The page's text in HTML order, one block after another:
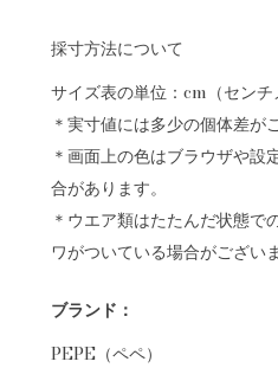
採寸方法について
サイズ表の単位：cm（センチ
＊実寸値には多少の個体差が
＊画面上の色はブラウザや設
合があります。
＊ウエア類はたたんだ状態で
ワがついている場合がござい
ブランド：
PEPE（ペペ）